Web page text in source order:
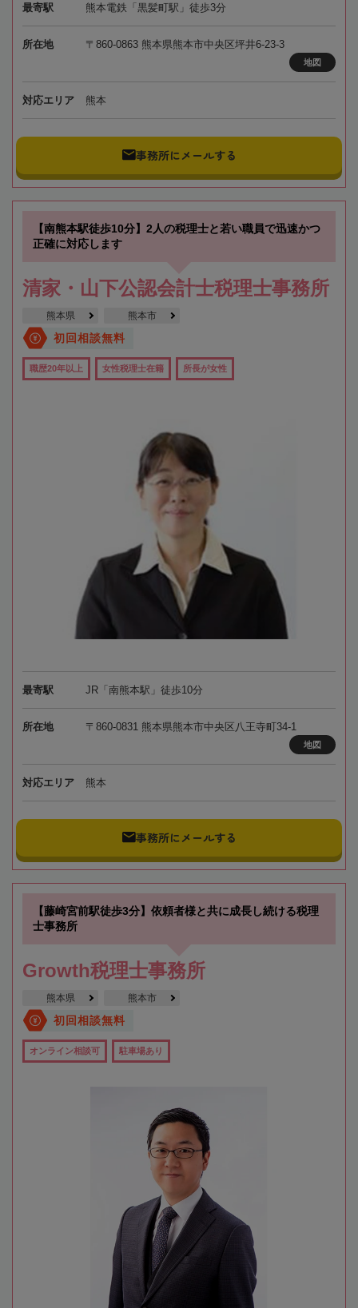
最寄駅 熊本電鉄「黒髪町駅」徒歩3分
所在地 〒860-0863 熊本県熊本市中央区坪井6-23-3
地図
対応エリア 熊本
事務所にメールする
【南熊本駅徒歩10分】2人の税理士と若い職員で迅速かつ
正確に対応します
清家・山下公認会計士税理士事務所
熊本県 熊本市
初回相談無料
職歴20年以上 女性税理士在籍 所長が女性
最寄駅 JR「南熊本駅」徒歩10分
所在地 〒860-0831 熊本県熊本市中央区八王寺町34-1
地図
対応エリア 熊本
事務所にメールする
【藤崎宮前駅徒歩3分】依頼者様と共に成長し続ける税理
士事務所
Growth税理士事務所
熊本県 熊本市
初回相談無料
オンライン相談可 駐車場あり